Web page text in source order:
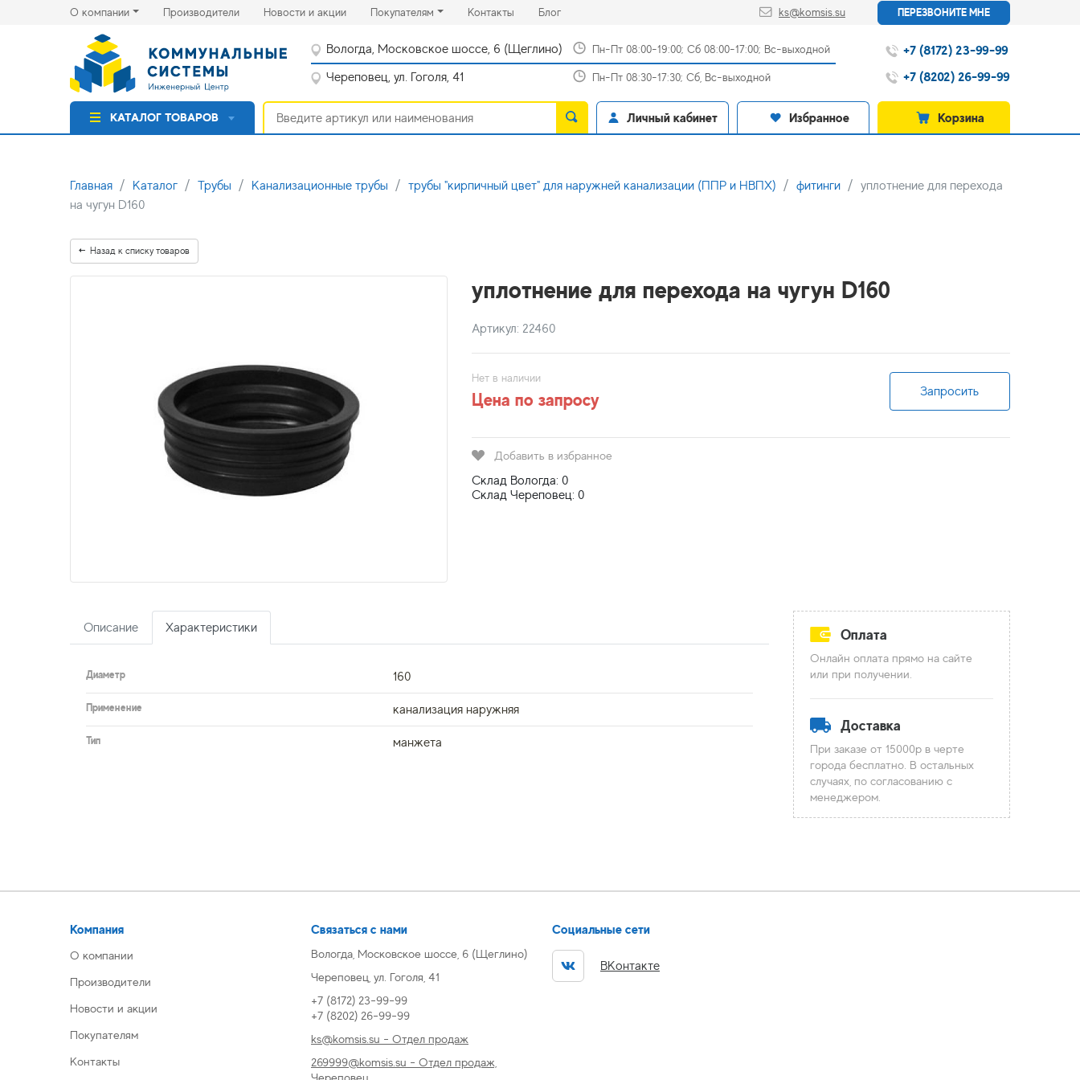
О компании Производители(current)Новости и акции(current)Покупателям Контакты(current)
Блог(current) ks@komsis.su ПЕРЕЗВОНИТЕ МНЕ
Вологда, Московское шоссе, 6 (Щеглино) Пн-Пт 08:00-19:00; Сб 08:00-17:00; Вс-выходной
Череповец, ул. Гоголя, 41 Пн-Пт 08:30-17:30; Сб, Вс-выходной
+7 (8172) 23-99-99
+7 (8202) 26-99-99
КАТАЛОГ ТОВАРОВ Личный кабинет Избранное Корзина
Главная Каталог Трубы Канализационные трубы трубы "кирпичный цвет" для наружней канализации (ППР и НВПХ) фитинги
уплотнение для перехода
на чугун D160
Назад к списку товаров
уплотнение для перехода на чугун D160
Артикул: 22460
Нет в наличии
Цена по запросу Запросить
Добавить в избранное
Склад Вологда: 0
Склад Череповец: 0
Описание Характеристики
Диаметр 160
Применение канализация наружняя
Тип манжета
Оплата
Онлайн оплата прямо на сайте
или при получении.
Доставка
При заказе от 15000р в черте
города бесплатно. В остальных
случаях, по согласованию с
менеджером.
Компания
О компании
Производители
Новости и акции
Покупателям
Контакты
Связаться с нами
Вологда, Московское шоссе, 6 (Щеглино)
Череповец, ул. Гоголя, 41
+7 (8172) 23-99-99
+7 (8202) 26-99-99
ks@komsis.su - Отдел продаж
269999@komsis.su - Отдел продаж,
Череповец
Социальные сети
ВКонтакте